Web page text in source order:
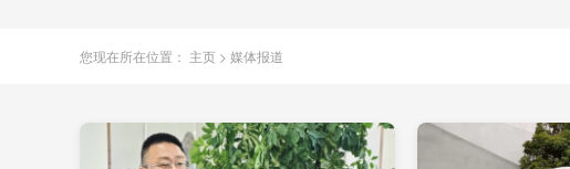
您现在所在位置： 主页 > 媒体报道